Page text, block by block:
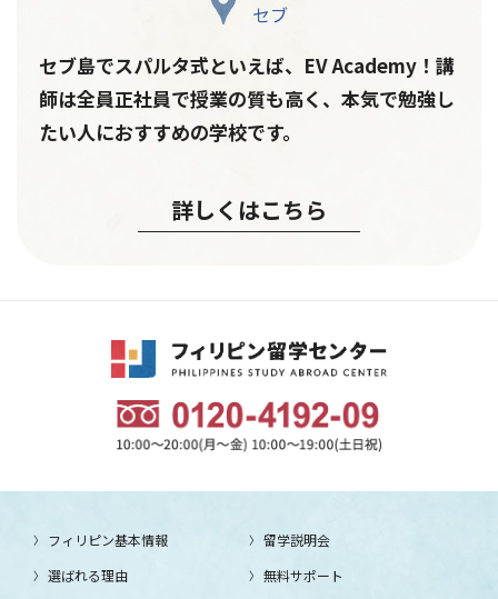
セブ
セブ島でスパルタ式といえば、EV Academy！講
師は全員正社員で授業の質も高く、本気で勉強し
たい人におすすめの学校です。
詳しくはこちら
フィリピン基本情報
選ばれる理由
留学説明会
無料サポート